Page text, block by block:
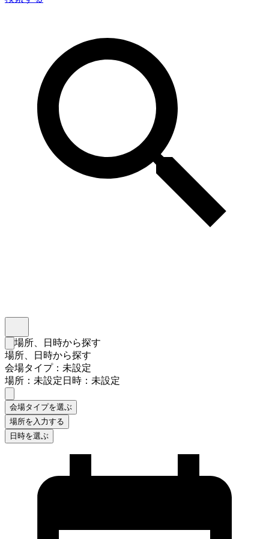
検索フォームを閉じる
場所、日時から探す
場所、日時から探す
会場タイプ：未設定
場所：未設定日時：未設定
会場タイプを選ぶ
場所を入力する
日時を選ぶ